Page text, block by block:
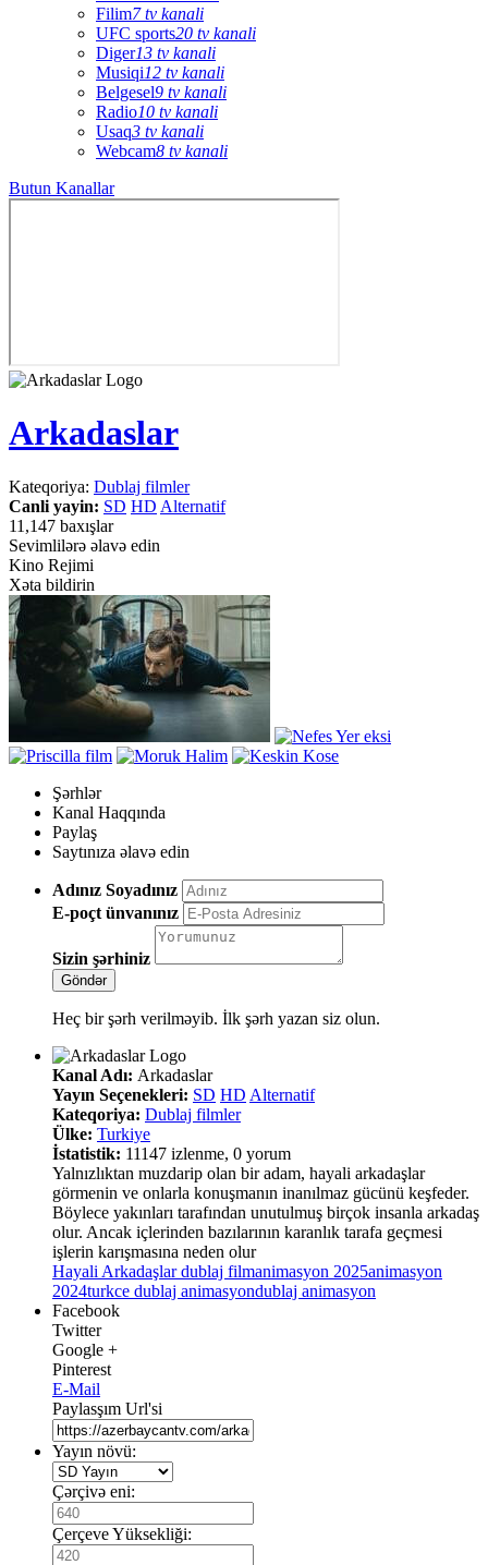
Filim7 tv kanali
UFC sports20 tv kanali
Diger13 tv kanali
Musiqi12 tv kanali
Belgesel9 tv kanali
Radio10 tv kanali
Usaq3 tv kanali
Webcam8 tv kanali
Butun Kanallar
Arkadaslar
Kateqoriya: Dublaj filmler
Canli yayin: SD HD Alternatif
11,147 baxışlar
Sevimlilərə əlavə edin
Kino Rejimi
Xəta bildirin
Şərhlər
Kanal Haqqında
Paylaş
Saytınıza əlavə edin
Adınız Soyadınız
E-poçt ünvanınız
Sizin şərhiniz
Heç bir şərh verilməyib. İlk şərh yazan siz olun.
Kanal Adı: Arkadaslar
Yayın Seçenekleri: SD HD Alternatif
Kateqoriya: Dublaj filmler
Ülke: Turkiye
İstatistik: 11147 izlenme, 0 yorum
Yalnızlıktan muzdarip olan bir adam, hayali arkadaşlar
görmenin ve onlarla konuşmanın inanılmaz gücünü keşfeder.
Böylece yakınları tarafından unutulmuş birçok insanla arkadaş
olur. Ancak içlerinden bazılarının karanlık tarafa geçmesi
işlerin karışmasına neden olur
Hayali Arkadaşlar dublaj filmanimasyon 2025animasyon
2024turkce dublaj animasyondublaj animasyon
Facebook
Twitter
Google +
Pinterest
E-Mail
Paylasşım Url'si
Yayın növü:
Çərçivə eni:
Çerçeve Yüksekliği: